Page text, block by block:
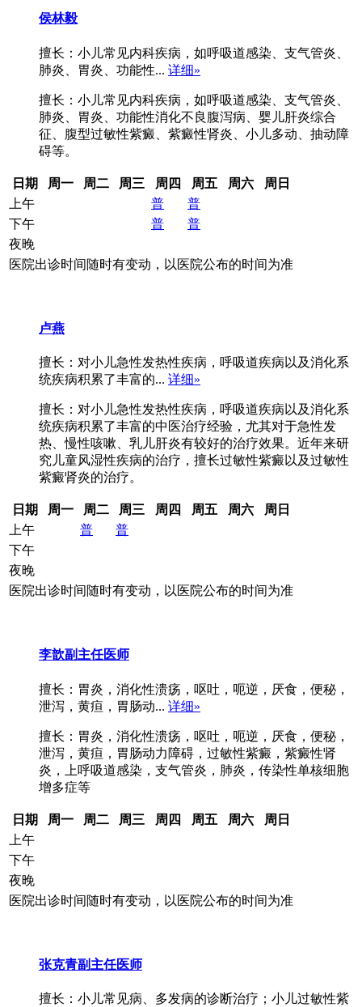
侯林毅
擅长：小儿常见内科疾病，如呼吸道感染、支气管炎、
肺炎、胃炎、功能性... 详细»
擅长：小儿常见内科疾病，如呼吸道感染、支气管炎、
肺炎、胃炎、功能性消化不良腹泻病、婴儿肝炎综合
征、腹型过敏性紫癜、紫癜性肾炎、小儿多动、抽动障
碍等。
日期 周一 周二 周三 周四 周五 周六
周日
上午
普
普
下午
普
普
夜晚
医院出诊时间随时有变动，以医院公布的时间为准
卢燕
擅长：对小儿急性发热性疾病，呼吸道疾病以及消化系
统疾病积累了丰富的... 详细»
擅长：对小儿急性发热性疾病，呼吸道疾病以及消化系
统疾病积累了丰富的中医治疗经验，尤其对于急性发
热、慢性咳嗽、乳儿肝炎有较好的治疗效果。近年来研
究儿童风湿性疾病的治疗，擅长过敏性紫癜以及过敏性
紫癜肾炎的治疗。
日期 周一 周二 周三 周四 周五 周六
周日
上午
普
普
下午
夜晚
医院出诊时间随时有变动，以医院公布的时间为准
李歆副主任医师
擅长：胃炎，消化性溃疡，呕吐，呃逆，厌食，便秘，
泄泻，黄疸，胃肠动... 详细»
擅长：胃炎，消化性溃疡，呕吐，呃逆，厌食，便秘，
泄泻，黄疸，胃肠动力障碍，过敏性紫癜，紫癜性肾
炎，上呼吸道感染，支气管炎，肺炎，传染性单核细胞
增多症等
日期 周一 周二 周三 周四 周五 周六
周日
上午
下午
夜晚
医院出诊时间随时有变动，以医院公布的时间为准
张克青副主任医师
擅长：小儿常见病、多发病的诊断治疗；小儿过敏性紫